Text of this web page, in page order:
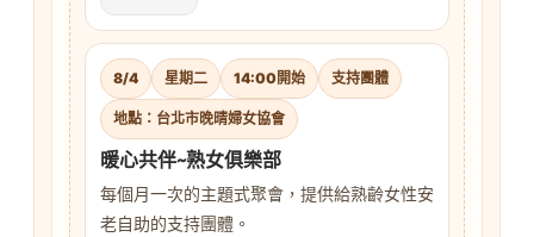
8/4 星期二 14:00開始 支持團體
地點：台北市晚晴婦女協會
暖心共伴~熟女俱樂部
每個月一次的主題式聚會，提供給熟齡女性安
老自助的支持團體。